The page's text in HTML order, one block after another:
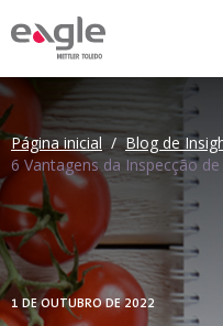
Página inicial / Blog de
6 Vantagens da Inspecção
1 DE OUTUBRO DE 2022